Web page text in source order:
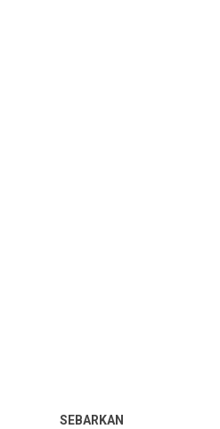
SEBARKAN